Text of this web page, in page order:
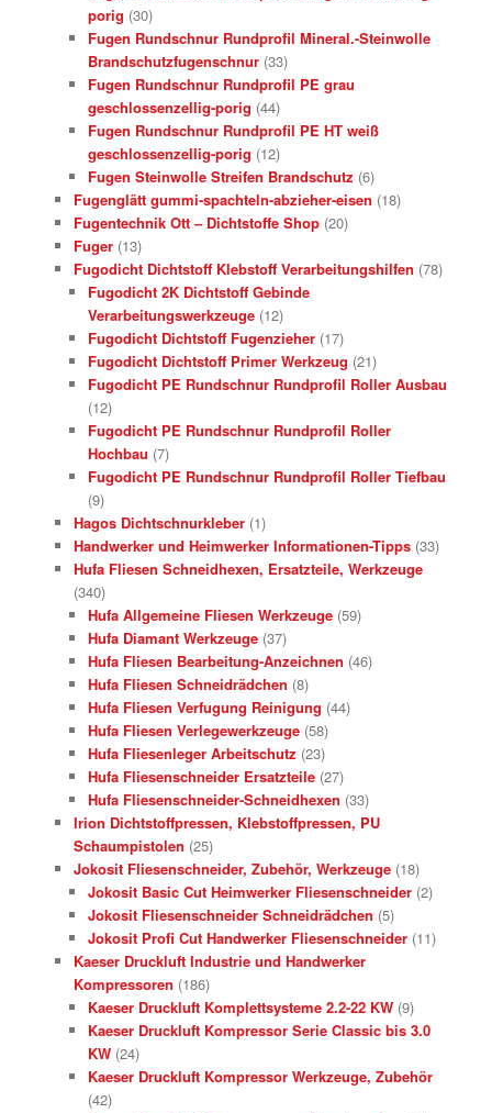
porig (30)
Fugen Rundschnur Rundprofil Mineral.-Steinwolle
Brandschutzfugenschnur (33)
Fugen Rundschnur Rundprofil PE grau
geschlossenzellig-porig (44)
Fugen Rundschnur Rundprofil PE HT weiß
geschlossenzellig-porig (12)
Fugen Steinwolle Streifen Brandschutz (6)
Fugenglätt gummi-spachteln-abzieher-eisen (18)
Fugentechnik Ott – Dichtstoffe Shop (20)
Fuger (13)
Fugodicht Dichtstoff Klebstoff Verarbeitungshilfen (78)
Fugodicht 2K Dichtstoff Gebinde
Verarbeitungswerkzeuge (12)
Fugodicht Dichtstoff Fugenzieher (17)
Fugodicht Dichtstoff Primer Werkzeug (21)
Fugodicht PE Rundschnur Rundprofil Roller Ausbau
(12)
Fugodicht PE Rundschnur Rundprofil Roller
Hochbau (7)
Fugodicht PE Rundschnur Rundprofil Roller Tiefbau
(9)
Hagos Dichtschnurkleber (1)
Handwerker und Heimwerker Informationen-Tipps (33)
Hufa Fliesen Schneidhexen, Ersatzteile, Werkzeuge
(340)
Hufa Allgemeine Fliesen Werkzeuge (59)
Hufa Diamant Werkzeuge (37)
Hufa Fliesen Bearbeitung-Anzeichnen (46)
Hufa Fliesen Schneidrädchen (8)
Hufa Fliesen Verfugung Reinigung (44)
Hufa Fliesen Verlegewerkzeuge (58)
Hufa Fliesenleger Arbeitschutz (23)
Hufa Fliesenschneider Ersatzteile (27)
Hufa Fliesenschneider-Schneidhexen (33)
Irion Dichtstoffpressen, Klebstoffpressen, PU
Schaumpistolen (25)
Jokosit Fliesenschneider, Zubehör, Werkzeuge (18)
Jokosit Basic Cut Heimwerker Fliesenschneider (2)
Jokosit Fliesenschneider Schneidrädchen (5)
Jokosit Profi Cut Handwerker Fliesenschneider (11)
Kaeser Druckluft Industrie und Handwerker
Kompressoren (186)
Kaeser Druckluft Komplettsysteme 2.2-22 KW (9)
Kaeser Druckluft Kompressor Serie Classic bis 3.0
KW (24)
Kaeser Druckluft Kompressor Werkzeuge, Zubehör
(42)